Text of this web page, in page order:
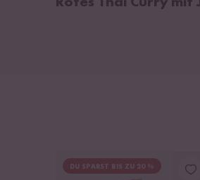
Rotes Thai Curry mit
DU SPARST BIS ZU 20 %